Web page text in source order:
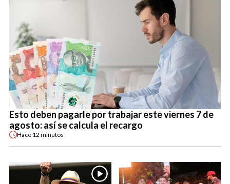
Esto deben pagarle por trabajar este viernes 7 de
agosto: así se calcula el recargo
Hace 12 minutos